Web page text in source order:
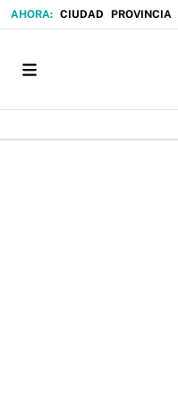
CIUDAD PROVINCIA